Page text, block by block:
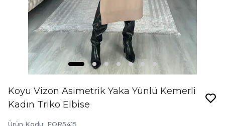
Koyu Vizon Asimetrik Yaka Yünlü Kemerli
Kadın Triko Elbise
Ürün Kodu: FOR5415